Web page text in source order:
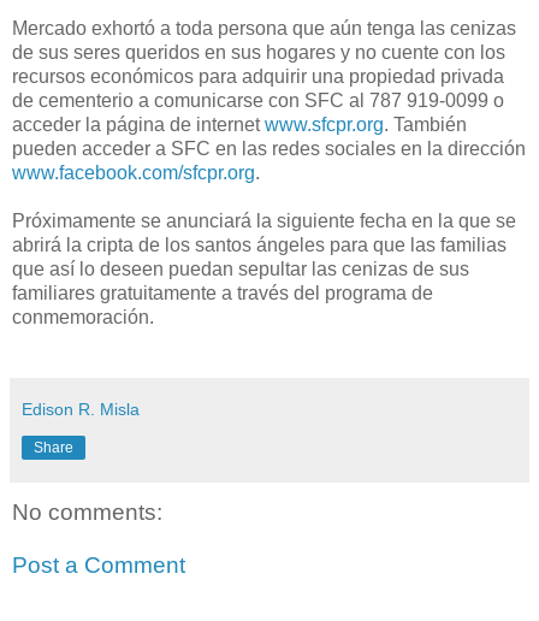
Mercado exhortó a toda persona que aún tenga las cenizas
de sus seres queridos en sus hogares y no cuente con los
recursos económicos para adquirir una propiedad privada
de cementerio a comunicarse con SFC al 787 919-0099 o
acceder la página de internetwww.sfcpr.org. También
pueden acceder a SFC en las redes sociales en la dirección
www.facebook.com/sfcpr.org.
Próximamente se anunciará la siguiente fecha en la que se
abrirá la cripta de los santos ángeles para que las familias
que así lo deseen puedan sepultar las cenizas de sus
familiares gratuitamente a través del programa de
conmemoración.
Edison R. Misla
Share
No comments:
Post a Comment